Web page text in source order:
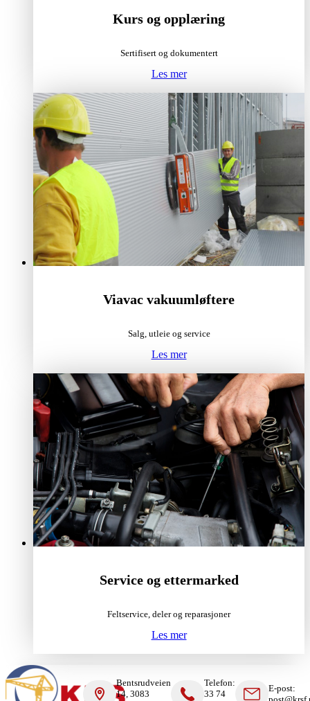
Kurs og opplæring
Sertifisert og dokumentert
Les mer
Viavac vakuumløftere
Salg, utleie og service
Les mer
Service og ettermarked
Feltservice, deler og reparasjoner
Les mer
Bentsrudveien
14, 3083
Telefon:
33 74
E-post: